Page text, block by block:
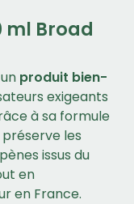
ml Broad
produit bien-
exigeants
à sa formule
préserve les
issus du
en
en France.